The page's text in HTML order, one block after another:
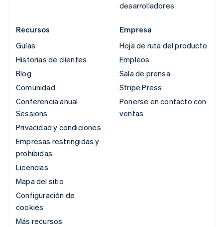
desarrolladores
Recursos
Guías
Historias de clientes
Blog
Comunidad
Conferencia anual
Sessions
Privacidad y condiciones
Empresas restringidas y
prohibidas
Licencias
Mapa del sitio
Configuración de
cookies
Más recursos
Empresa
Hoja de ruta del producto
Empleos
Sala de prensa
Stripe Press
Ponerse en contacto con
ventas